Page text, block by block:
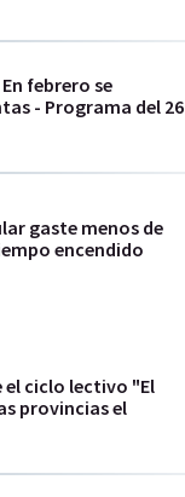
febrero se
- Programa del 26
gaste menos de
encendido
ciclo lectivo "El
provincias el